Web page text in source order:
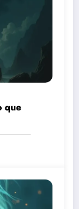
que